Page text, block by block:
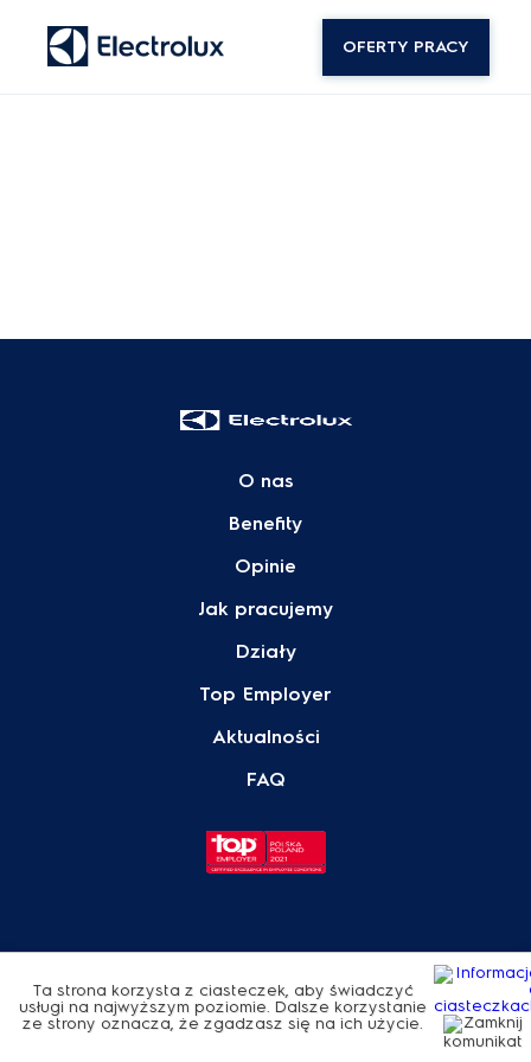
OFERTY PRACY
O nas
Benefity
Opinie
Jak pracujemy
Działy
Top Employer
Aktualności
FAQ
© Electrolux 2026Polityka Prywatności
Ta strona korzysta z ciasteczek, aby świadczyć
usługi na najwyższym poziomie. Dalsze korzystanie
ze strony oznacza, że zgadzasz się na ich użycie.